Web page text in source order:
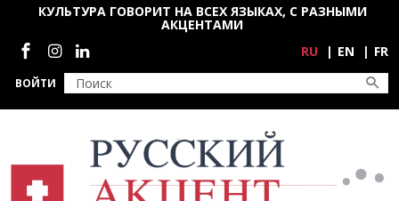
Перейти к основному содержанию
ВОЙТИ
КУЛЬТУРА ГОВОРИТ НА ВСЕХ ЯЗЫКАХ, С РАЗНЫМИ
АКЦЕНТАМИ
Социальные сети
RU EN FR